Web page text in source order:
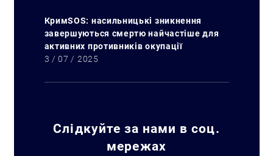
КримSOS: насильницькі зникнення
завершуються смертю найчастіше для
активних противників окупації
3 / 07 / 2025
Слідкуйте за нами в соц.
мережах